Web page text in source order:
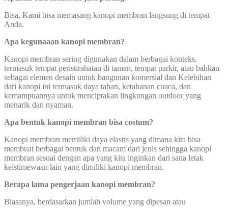
Bisa, Kami bisa memasang kanopi membran langsung di tempat
Anda.
Apa kegunaaan kanopi membran?
Kanopi membran sering digunakan dalam berbagai konteks,
termasuk tempat peristirahatan di taman, tempat parkir, atau bahkan
sebagai elemen desain untuk bangunan komersial dan Kelebihan
dari kanopi ini termasuk daya tahan, ketahanan cuaca, dan
kemampuannya untuk menciptakan lingkungan outdoor yang
menarik dan nyaman.
Apa bentuk kanopi membran bisa costum?
Kanopi membran memiliki daya elastis yang dimana kita bisa
membuat berbagai bentuk dan macam dari jenis sehingga kanopi
membran sesuai dengan apa yang kita inginkan dari sana letak
keistimewaan lain yang dimiliki kanopi membran.
Berapa lama pengerjaan kanopi membran?
Biasanya, berdasarkan jumlah volume yang dipesan atau